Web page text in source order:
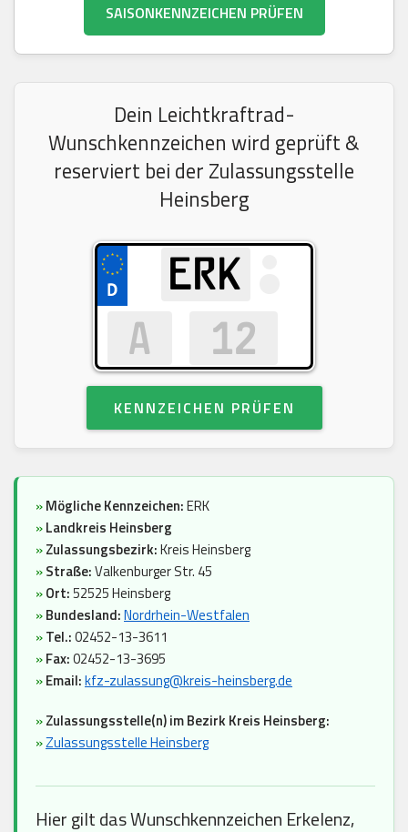
SAISONKENNZEICHEN PRÜFEN
Dein Leichtkraftrad-
Wunschkennzeichen wird geprüft &
reserviert bei der Zulassungsstelle
Heinsberg
KENNZEICHEN PRÜFEN
»Mögliche Kennzeichen:ERK
»Landkreis Heinsberg
»Zulassungsbezirk:Kreis Heinsberg
»Straße:Valkenburger Str. 45
»Ort:52525 Heinsberg
»Bundesland:Nordrhein-Westfalen
»Tel.:02452-13-3611
»Fax:02452-13-3695
»Email:kfz-zulassung@kreis-heinsberg.de
»Zulassungsstelle(n) im Bezirk Kreis Heinsberg:
»Zulassungsstelle Heinsberg
Hier gilt das Wunschkennzeichen Erkelenz,